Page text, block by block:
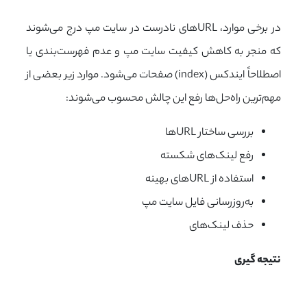
در برخی موارد، URLهای نادرست در سایت مپ درج می‌شوند
که منجر به کاهش کیفیت سایت مپ و عدم فهرست‌بندی یا
اصطلاحاً ایندکس (index) صفحات می‌شود. موارد زیر بعضی از
مهم‌ترین راه‌حل‌ها رفع این چالش محسوب می‌شوند:
بررسی ساختار URLها
رفع لینک‌های شکسته
استفاده از URLهای بهینه
به‌روزرسانی فایل سایت مپ
حذف لینک‌های
نتیجه گیری